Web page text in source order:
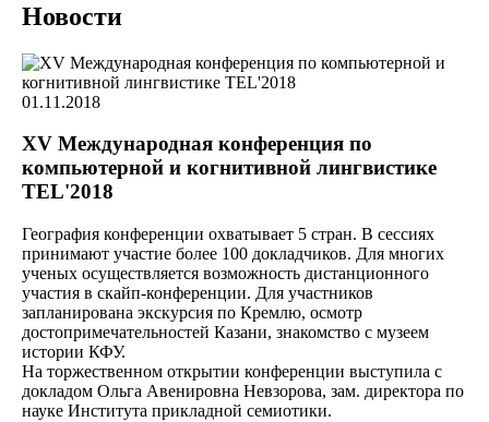
Новости
01.11.2018
XV Международная конференция по
компьютерной и когнитивной лингвистике
TEL'2018
География конференции охватывает 5 стран. В сессиях
принимают участие более 100 докладчиков. Для многих
ученых осуществляется возможность дистанционного
участия в скайп-конференции. Для участников
запланирована экскурсия по Кремлю, осмотр
достопримечательностей Казани, знакомство с музеем
истории КФУ.
На торжественном открытии конференции выступила с
докладом Ольга Авенировна Невзорова, зам. директора по
науке Института прикладной семиотики.